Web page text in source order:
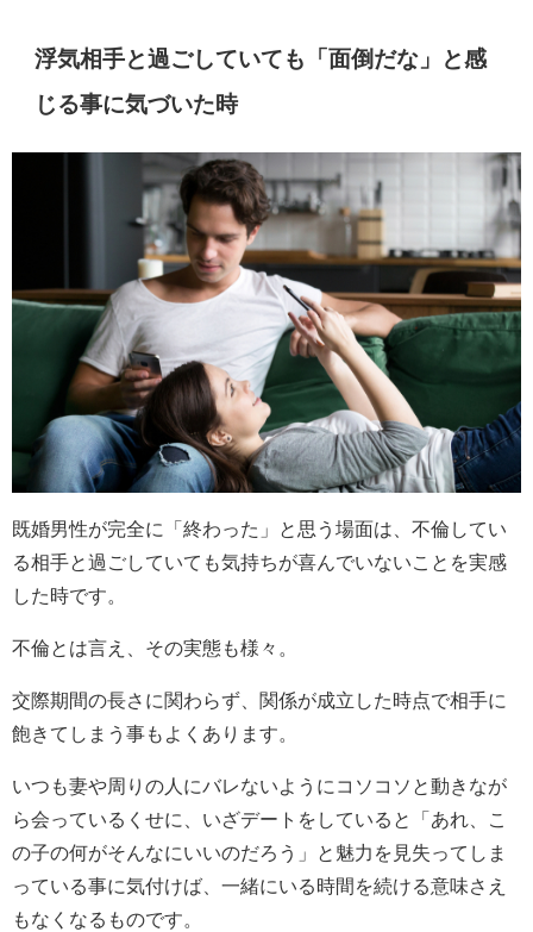
浮気相手と過ごしていても「面倒だな」と感
じる事に気づいた時
既婚男性が完全に「終わった」と思う場面は、不倫してい
る相手と過ごしていても気持ちが喜んでいないことを実感
した時です。
不倫とは言え、その実態も様々。
交際期間の長さに関わらず、関係が成立した時点で相手に
飽きてしまう事もよくあります。
いつも妻や周りの人にバレないようにコソコソと動きなが
ら会っているくせに、いざデートをしていると「あれ、こ
の子の何がそんなにいいのだろう」と魅力を見失ってしま
っている事に気付けば、一緒にいる時間を続ける意味さえ
もなくなるものです。